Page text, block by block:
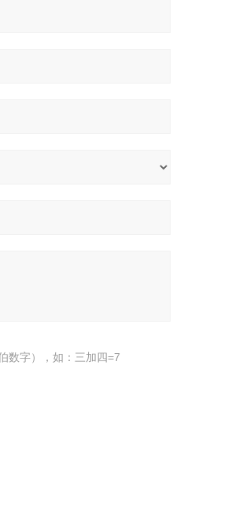
数字），如：三加四=7